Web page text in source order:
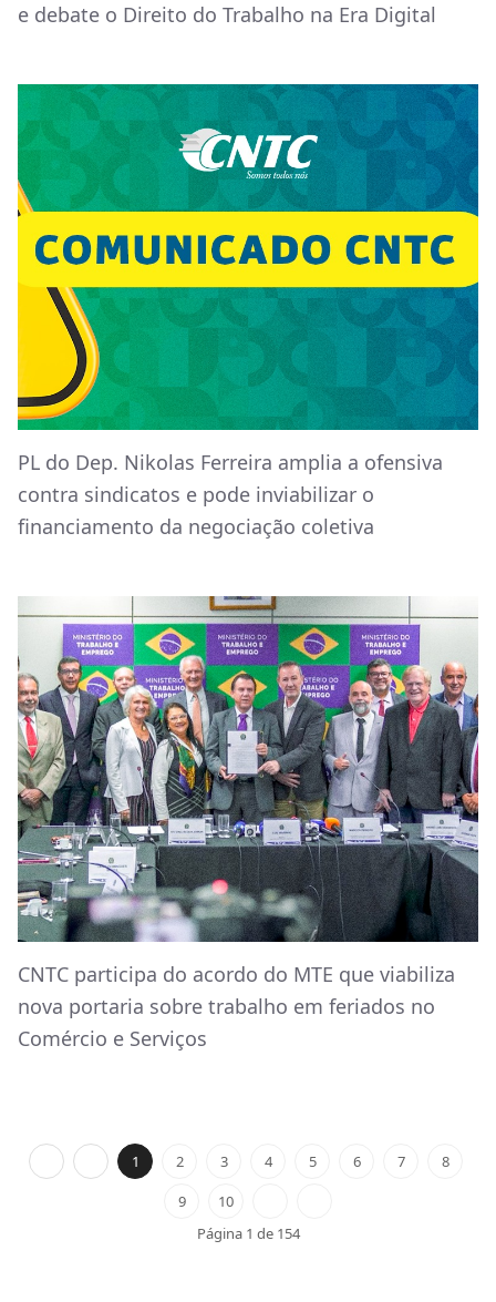
e debate o Direito do Trabalho na Era Digital
PL do Dep. Nikolas Ferreira amplia a ofensiva
contra sindicatos e pode inviabilizar o
financiamento da negociação coletiva
CNTC participa do acordo do MTE que viabiliza
nova portaria sobre trabalho em feriados no
Comércio e Serviços
1 2 3 4 5 6 7
8
9
10
Página 1 de 154